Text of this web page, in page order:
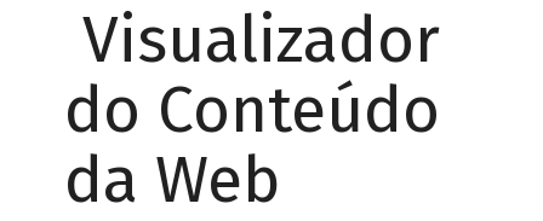
Visualizador
do Conteúdo
da Web